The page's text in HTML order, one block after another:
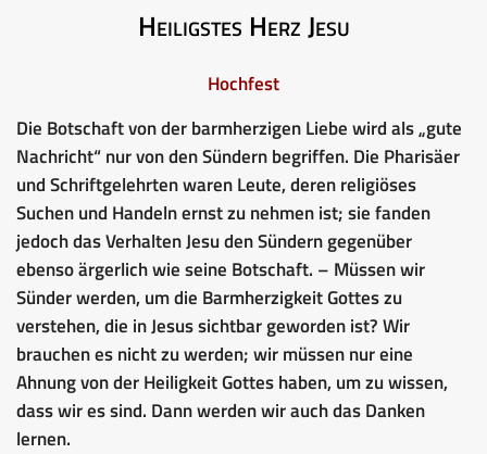
Heiligstes Herz Jesu
Hochfest
Die Botschaft von der barmherzigen Liebe wird als „gute
Nachricht“ nur von den Sündern begriffen. Die Pharisäer
und Schriftgelehrten waren Leute, deren religiöses
Suchen und Handeln ernst zu nehmen ist; sie fanden
jedoch das Verhalten Jesu den Sündern gegenüber
ebenso ärgerlich wie seine Botschaft. – Müssen wir
Sünder werden, um die Barmherzigkeit Gottes zu
verstehen, die in Jesus sichtbar geworden ist? Wir
brauchen es nicht zu werden; wir müssen nur eine
Ahnung von der Heiligkeit Gottes haben, um zu wissen,
dass wir es sind. Dann werden wir auch das Danken
lernen.